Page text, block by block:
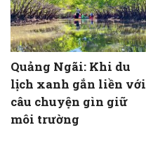
Quảng Ngãi: Khi du
lịch xanh gắn liền với
câu chuyện gìn giữ
môi trường